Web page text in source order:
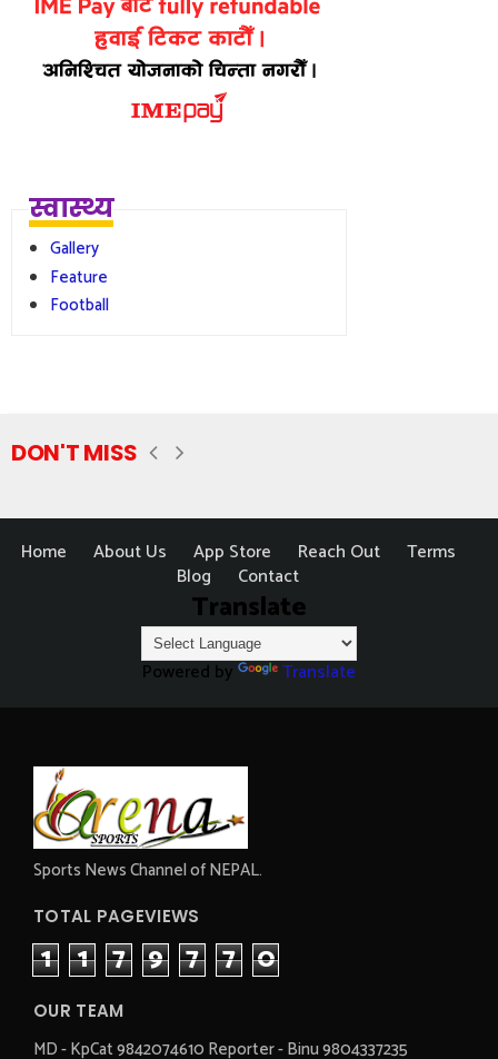
स्वास्थ्य
Gallery
Feature
Football
DON'T MISS
Home About Us App Store Reach Out
Terms
Blog
Contact
Translate
Powered by Translate
Sports News Channel of NEPAL.
TOTAL PAGEVIEWS
1 1 7 9 7 7 0
OUR TEAM
MD - KpCat 9842074610 Reporter - Binu 9804337235